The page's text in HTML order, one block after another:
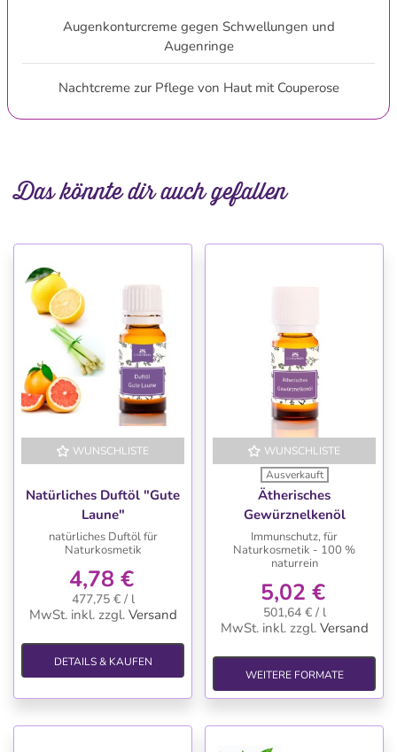
Augenkonturcreme gegen Schwellungen und
Augenringe
Nachtcreme zur Pflege von Haut mit Couperose
Das könnte dir auch gefallen
WUNSCHLISTE
Natürliches Duftöl "Gute
Laune"
natürliches Duftöl für
Naturkosmetik
4,78 €
477,75 € / l
MwSt. inkl. zzgl. Versand
DETAILS & KAUFEN
WUNSCHLISTE
Ausverkauft
Ätherisches
Gewürznelkenöl
Immunschutz, für
Naturkosmetik - 100 %
naturrein
5,02 €
501,64 € / l
MwSt. inkl. zzgl. Versand
WEITERE FORMATE